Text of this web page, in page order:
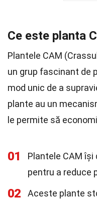
Ce este planta
Plantele CAM
un grup fascinant de
mod unic de a
plante au un
le permite să
01
Plantele CAM
pentru a reduce
02
Aceste plante